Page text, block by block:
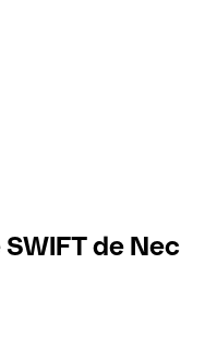
de Nec